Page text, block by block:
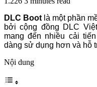
DLC Boot là một phần
bởi cộng đồng DLC
mang đến nhiều cải
dàng sử dụng hơn và hỗ
Nội dung